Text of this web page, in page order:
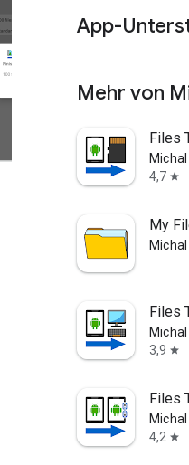
App-
Mehr von
Files
4,7 star
My
Files
3,9 star
Files
4,2 star